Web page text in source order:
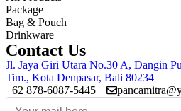
Package
Bag & Pouch
Drinkware
Contact Us
Jl. Jaya Giri Utara No.30 A, Dangin
Tim., Kota Denpasar, Bali 80234
+62 878-6087-5445